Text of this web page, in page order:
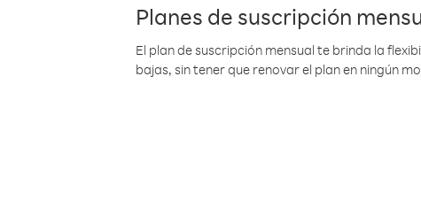
Planes de suscripción
El plan de suscripción mensual te brinda la
bajas, sin tener que renovar el plan en ningún